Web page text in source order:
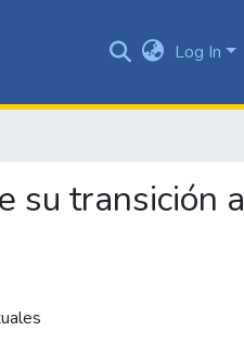
Log In
su transición a